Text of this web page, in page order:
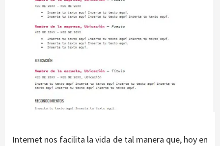
Internet nos facilita la vida de tal manera que, hoy en